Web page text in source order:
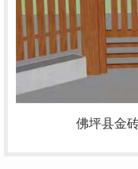
佛坪县金